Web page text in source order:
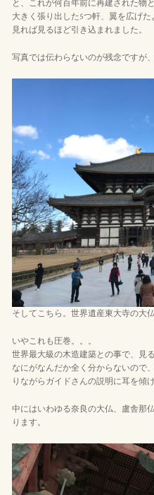
と、これが何百年前に再建された物
大きく張り出した5つ軒、翼を広げ
見れば見るほど引き込まれました。
写真では伝わらないのが残念ですが
そしてこちら。世界遺産東大寺の大仏
いやこれも圧巻。。。
世界最大級の木造建築との事で、見
なにがなんだか全く分からないので
りながらガイドさんの説明に耳を傾
中にはいわゆる奈良の大仏、盧舎那
ります。